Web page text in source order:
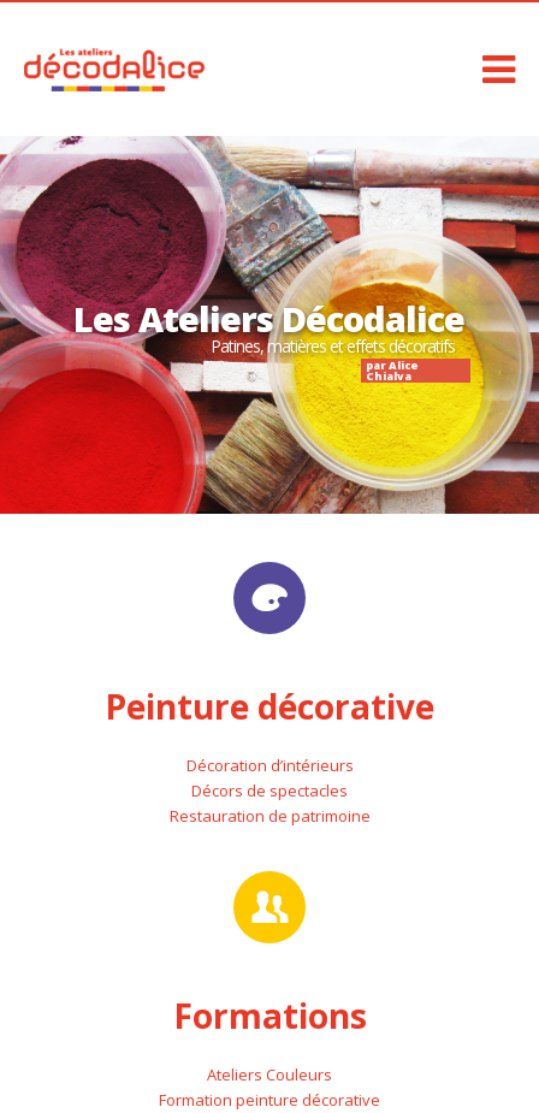
Les Ateliers Décodalice
Patines, matières et effets décoratifs
par Alice
Chialva
Peinture décorative
Décoration d’intérieurs
Décors de spectacles
Restauration de patrimoine
Formations
Ateliers Couleurs
Formation peinture décorative